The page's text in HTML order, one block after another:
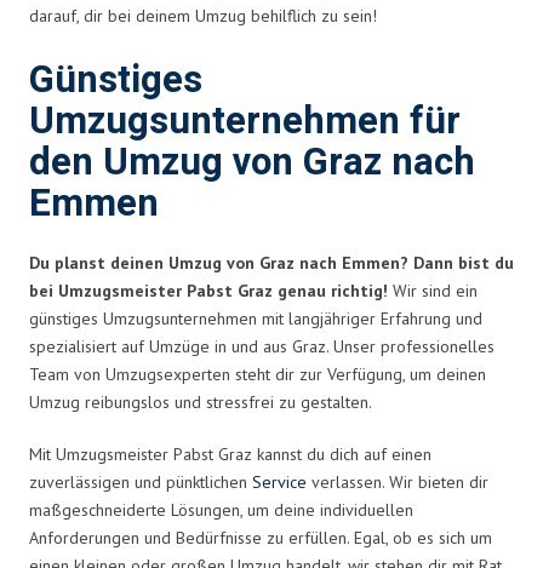
darauf, dir bei deinem Umzug behilflich zu sein!
Günstiges
Umzugsunternehmen für
den Umzug von Graz nach
Emmen
Du planst deinen Umzug von Graz nach Emmen? Dann bist du
bei Umzugsmeister Pabst Graz genau richtig! Wir sind ein
günstiges Umzugsunternehmen mit langjähriger Erfahrung und
spezialisiert auf Umzüge in und aus Graz. Unser professionelles
Team von Umzugsexperten steht dir zur Verfügung, um deinen
Umzug reibungslos und stressfrei zu gestalten.
Mit Umzugsmeister Pabst Graz kannst du dich auf einen
zuverlässigen und pünktlichen Service verlassen. Wir bieten dir
maßgeschneiderte Lösungen, um deine individuellen
Anforderungen und Bedürfnisse zu erfüllen. Egal, ob es sich um